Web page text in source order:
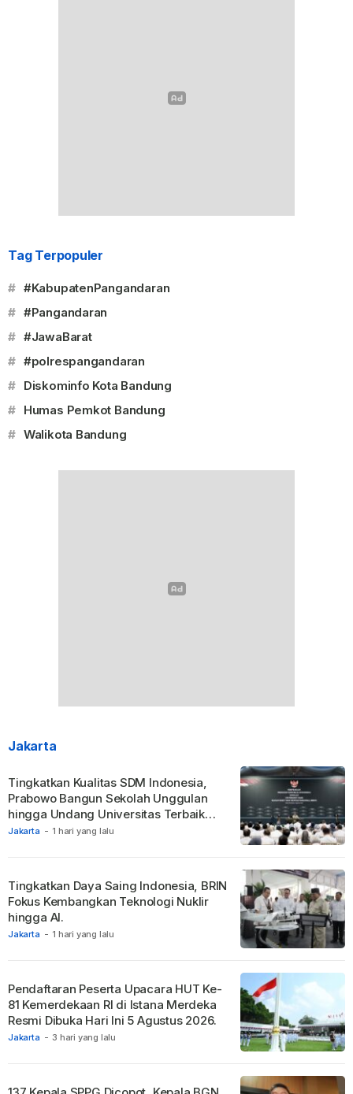
Tag Terpopuler
# #KabupatenPangandaran
# #Pangandaran
# #JawaBarat
# #polrespangandaran
# Diskominfo Kota Bandung
# Humas Pemkot Bandung
# Walikota Bandung
Jakarta
Jakarta - 1 hari yang lalu
Tingkatkan Kualitas SDM Indonesia,
Prabowo Bangun Sekolah Unggulan
hingga Undang Universitas Terbaik
Dunia.
Jakarta - 1 hari yang lalu
Tingkatkan Daya Saing Indonesia, BRIN
Fokus Kembangkan Teknologi Nuklir
hingga AI.
Jakarta - 3 hari yang lalu
Pendaftaran Peserta Upacara HUT Ke-
81 Kemerdekaan RI di Istana Merdeka
Resmi Dibuka Hari Ini 5 Agustus 2026.